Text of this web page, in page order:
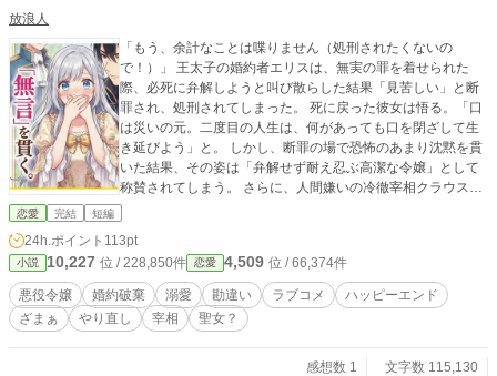
放浪人
「もう、余計なことは喋りません（処刑されたくないの
で！）」 王太子の婚約者エリスは、無実の罪を着せられた
際、必死に弁解しようと叫び散らした結果「見苦しい」と断
罪され、処刑されてしまった。 死に戻った彼女は悟る。「口
は災いの元。二度目の人生は、何があっても口を閉ざして生
き延びよう」と。 しかし、断罪の場で恐怖のあまり沈黙を貫
いた結果、その姿は「弁解せず耐え忍ぶ高潔な令嬢」として
称賛されてしまう。 さらに、人間嫌いの冷徹宰相クラウスに
「私の静寂を理解する唯一の女性」と盛大な勘違いをされ、
（違います、怖くて固まっているだけです！） 「この国の危
機を、一目で見抜くとは」（ただ臭かったから鼻を押さえた
だけです！） 怯えて黙っているだけの元悪役令嬢と、彼女の
沈黙を「深遠な知性」と解釈して溺愛する最強宰相。 転生ヒ
ロインの妨害も、隣国の陰謀も、全て「無言」で解決（？）
んと言葉で愛を伝えて、最高のハッピーエンドを迎えます。
恋愛 完結 短編
24h.ポイント 113pt
小説 10,227 位 / 228,850件 恋愛 4,509 位 / 66,374件
悪役令嬢 婚約破棄 溺愛 勘違い ラブコメ
ハッピーエンド
ざまぁ
やり直し 宰相 聖女？
感想数 1
文字数 115,130